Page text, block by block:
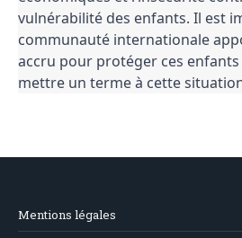
vulnérabilité des enfants. Il est
communauté internationale
accru pour protéger ces
mettre un terme à cette
Mentions légales